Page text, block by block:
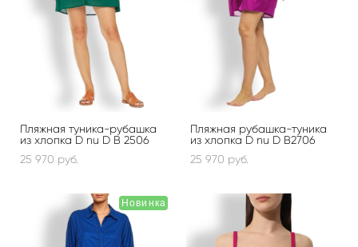
Пляжная туника-рубашка
из хлопка D nu D B 2506
25 970 pуб.
Пляжная рубашка-туника
из хлопка D nu D B2706
25 970 pуб.
Новинка